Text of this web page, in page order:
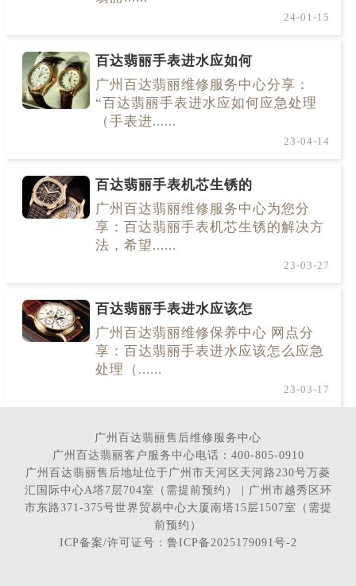
24-01-15
百达翡丽手表进水应如何
广州百达翡丽维修服务中心分享：
“百达翡丽手表进水应如何应急处理
（手表进......
23-04-14
百达翡丽手表机芯生锈的
广州百达翡丽维修服务中心为您分
享：百达翡丽手表机芯生锈的解决方
法，希望......
23-03-27
百达翡丽手表进水应该怎
广州百达翡丽维修保养中心 网点分
享：百达翡丽手表进水应该怎么应急
处理（......
23-03-17
广州百达翡丽售后维修服务中心
广州百达翡丽客户服务中心电话：400-805-0910
广州百达翡丽售后地址位于广州市天河区天河路230号万菱
汇国际中心A塔7层704室（需提前预约） | 广州市越秀区环
市东路371-375号世界贸易中心大厦南塔15层1507室（需提
前预约）
ICP备案/许可证号：鲁ICP备2025179091号-2